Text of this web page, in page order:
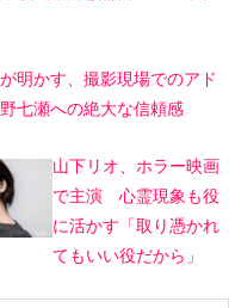
明かす、撮影現場でのアド
七瀬への絶大な信頼感
山下リオ、ホラー映画
で主演 心霊現象も役
に活かす「取り憑かれ
てもいい役だから」